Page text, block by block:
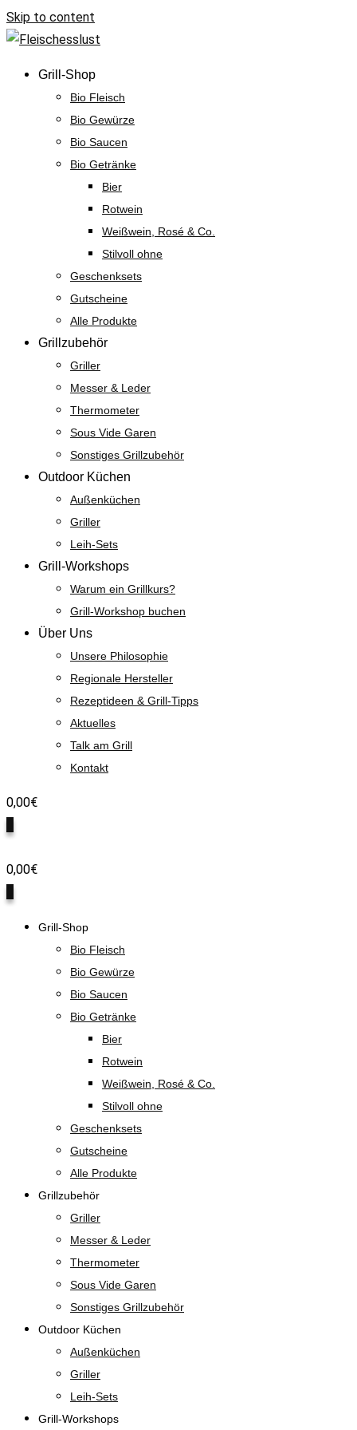
Skip to content
Grill-Shop
Bio Fleisch
Bio Gewürze
Bio Saucen
Bio Getränke
Bier
Rotwein
Weißwein, Rosé & Co.
Stilvoll ohne
Geschenksets
Gutscheine
Alle Produkte
Grillzubehör
Griller
Messer & Leder
Thermometer
Sous Vide Garen
Sonstiges Grillzubehör
Outdoor Küchen
Außenküchen
Griller
Leih-Sets
Grill-Workshops
Warum ein Grillkurs?
Grill-Workshop buchen
Über Uns
Unsere Philosophie
Regionale Hersteller
Rezeptideen & Grill-Tipps
Aktuelles
Talk am Grill
Kontakt
0,00€
0,00€
Grill-Shop
Bio Fleisch
Bio Gewürze
Bio Saucen
Bio Getränke
Bier
Rotwein
Weißwein, Rosé & Co.
Stilvoll ohne
Geschenksets
Gutscheine
Alle Produkte
Grillzubehör
Griller
Messer & Leder
Thermometer
Sous Vide Garen
Sonstiges Grillzubehör
Outdoor Küchen
Außenküchen
Griller
Leih-Sets
Grill-Workshops